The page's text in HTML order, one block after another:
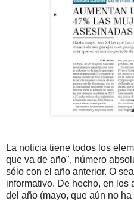
La noticia tiene todos los
que va de año", número
sólo con el año anterior. O
informativo. De hecho, en los
del año (mayo, que aún no ha